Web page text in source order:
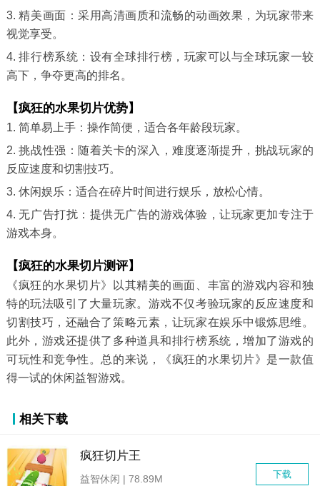
3. 精美画面：采用高清画质和流畅的动画效果，为玩家带来
视觉享受。
4. 排行榜系统：设有全球排行榜，玩家可以与全球玩家一较
高下，争夺更高的排名。
【疯狂的水果切片优势】
1. 简单易上手：操作简便，适合各年龄段玩家。
2. 挑战性强：随着关卡的深入，难度逐渐提升，挑战玩家的
反应速度和切割技巧。
3. 休闲娱乐：适合在碎片时间进行娱乐，放松心情。
4. 无广告打扰：提供无广告的游戏体验，让玩家更加专注于
游戏本身。
【疯狂的水果切片测评】
《疯狂的水果切片》以其精美的画面、丰富的游戏内容和独
特的玩法吸引了大量玩家。游戏不仅考验玩家的反应速度和
切割技巧，还融合了策略元素，让玩家在娱乐中锻炼思维。
此外，游戏还提供了多种道具和排行榜系统，增加了游戏的
可玩性和竞争性。总的来说，《疯狂的水果切片》是一款值
得一试的休闲益智游戏。
相关下载
疯狂切片王
下载
益智休闲 | 78.89M